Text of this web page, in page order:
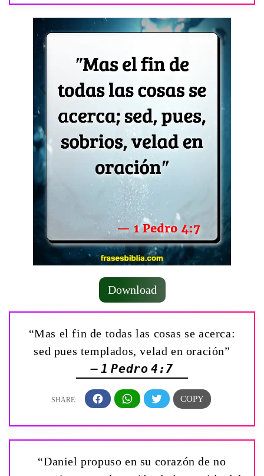
Download
“Mas el fin de todas las cosas se acerca:
sed pues templados, velad en oración”
— 1 Pedro 4:7
“Daniel propuso en su corazón de no